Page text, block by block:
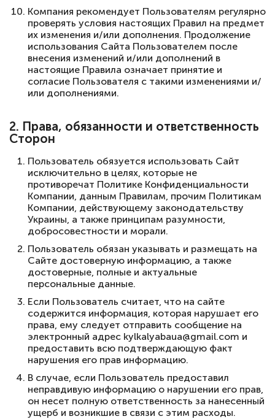
Компания рекомендует Пользователям регулярно
проверять условия настоящих Правил на предмет
их изменения и/или дополнения. Продолжение
использования Сайта Пользователем после
внесения изменений и/или дополнений в
настоящие Правила означает принятие и
согласие Пользователя с такими изменениями и/
или дополнениями.
2. Права, обязанности и ответственность
Сторон
Пользователь обязуется использовать Сайт
исключительно в целях, которые не
противоречат Политике Конфиденциальности
Компании, данным Правилам, прочим Политикам
Компании, действующему законодательству
Украины, а также принципам разумности,
добросовестности и морали.
Пользователь обязан указывать и размещать на
Сайте достоверную информацию, а также
достоверные, полные и актуальные
персональные данные.
Если Пользователь считает, что на сайте
содержится информация, которая нарушает его
права, ему следует отправить сообщение на
электронный адрес kylkalyabaua@gmail.com и
предоставить всю подтверждающую факт
нарушения его прав информацию.
В случае, если Пользователь предоставил
неправдивую информацию о нарушении его прав,
он несет полную ответственность за нанесенный
ущерб и возникшие в связи с этим расходы.